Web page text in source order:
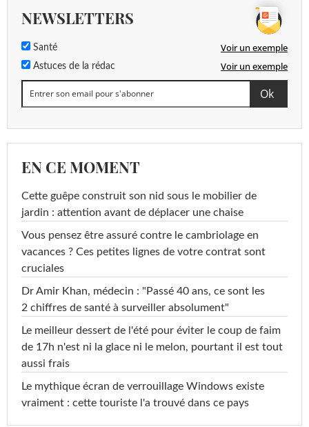
Myasthénie : cause, guérison, espérance de vie>
Accueil - Maladie du cerveau et de la moelle épinière
NEWSLETTERS
Santé Voir un exemple
Astuces de la rédac Voir un exemple
EN CE MOMENT
Cette guêpe construit son nid sous le mobilier de
jardin : attention avant de déplacer une chaise
Vous pensez être assuré contre le cambriolage en
vacances ? Ces petites lignes de votre contrat sont
cruciales
Dr Amir Khan, médecin : "Passé 40 ans, ce sont les
2 chiffres de santé à surveiller absolument"
Le meilleur dessert de l'été pour éviter le coup de faim
de 17h n'est ni la glace ni le melon, pourtant il est tout
aussi frais
Le mythique écran de verrouillage Windows existe
vraiment : cette touriste l'a trouvé dans ce pays